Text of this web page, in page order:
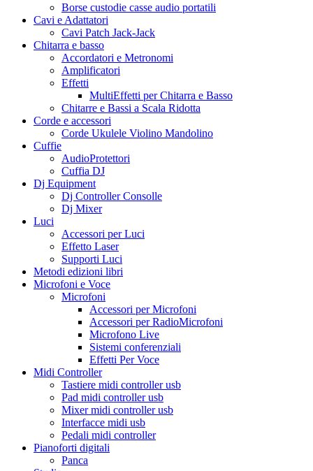
Borse custodie casse audio portatili
Cavi e Adattatori
Cavi Patch Jack-Jack
Chitarra e basso
Accordatori e Metronomi
Amplificatori
Effetti
MultiEffetti per Chitarra e Basso
Chitarre e Bassi a Scala Ridotta
Corde e accessori
Corde Ukulele Violino Mandolino
Cuffie
AudioProtettori
Cuffia DJ
Dj Equipment
Dj Controller Consolle
Dj Mixer
Luci
Accessori per Luci
Effetto Laser
Supporti Luci
Metodi edizioni libri
Microfoni e Voce
Microfoni
Accessori per Microfoni
Accessori per RadioMicrofoni
Microfono Live
Sistemi conferenziali
Effetti Per Voce
Midi Controller
Tastiere midi controller usb
Pad midi controller usb
Mixer midi controller usb
Interfacce midi usb
Pedali midi controller
Pianoforti digitali
Panca